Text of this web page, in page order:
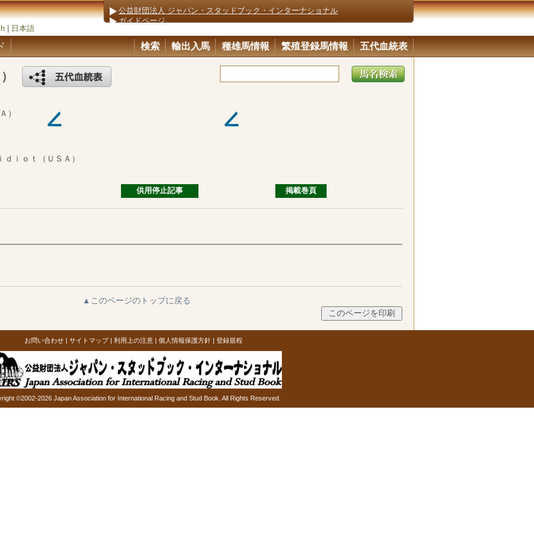
日本語
公益財団法人 ジャパン・スタッドブック・インターナショナル
ガイドページ
検索 輸出入馬 種雄馬情報 繁殖登録馬情報 五代血統表
）
ｄｉｏｔ（ＵＳＡ）
供用停止記事 掲載巻頁
▲このページのトップに戻る
お問い合わせ | サイトマップ| 利用上の注意 | 個人情報保護方針 | 登録規程
©2002-2026 Japan Association for International Racing and Stud Book. All Rights Reserved.